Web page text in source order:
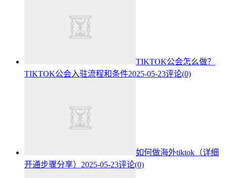
TIKTOK公会怎么做？
TIKTOK公会入驻流程和条件2025-05-23评论(0)
如何做海外tiktok（详细
开通步骤分享） 2025-05-23评论(0)